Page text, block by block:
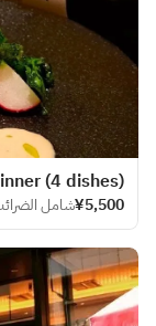
(4 dishes)
¥5,500شامل